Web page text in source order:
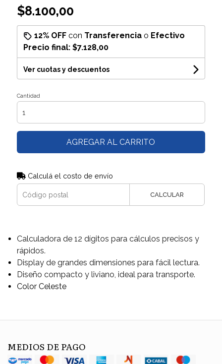
$8.100,00
12% OFFcon Transferenciao Efectivo
Precio final: $7.128,00
Ver cuotas y descuentos
Cantidad
AGREGAR AL CARRITO
Calculá el costo de envío
CALCULAR
Calculadora de 12 dígitos para cálculos precisos y
rápidos.
Display de grandes dimensiones para fácil lectura.
Diseño compacto y liviano, ideal para transporte.
Color Celeste
MEDIOS DE PAGO